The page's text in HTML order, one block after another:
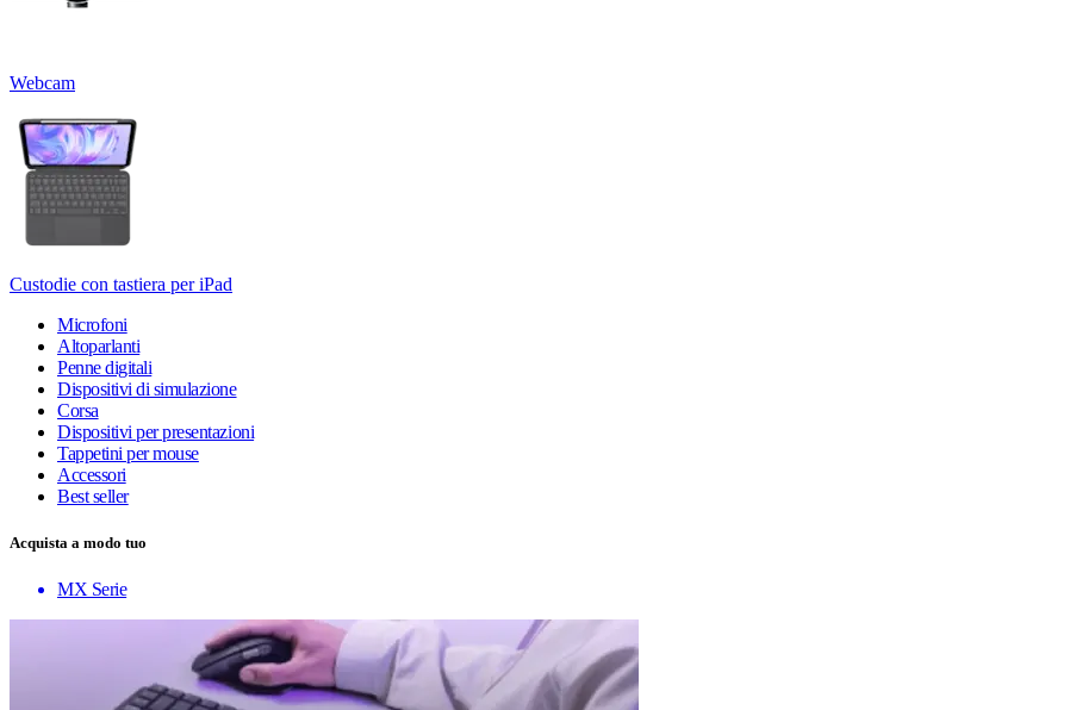
Webcam
Custodie con tastiera per iPad
Microfoni
Altoparlanti
Penne digitali
Dispositivi di simulazione
Corsa
Dispositivi per presentazioni
Tappetini per mouse
Accessori
Best seller
Acquista a modo tuo
MX Serie